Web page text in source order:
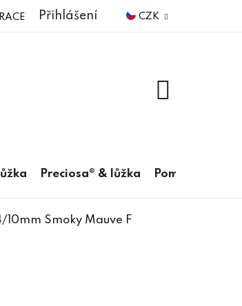
CZK
Přihlášení
Preciosa® & lůžka Pomůcky
10mm Smoky Mauve F